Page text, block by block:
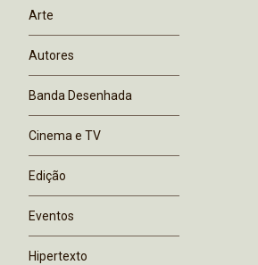
Arte
Autores
Banda Desenhada
Cinema e TV
Edição
Eventos
Hipertexto